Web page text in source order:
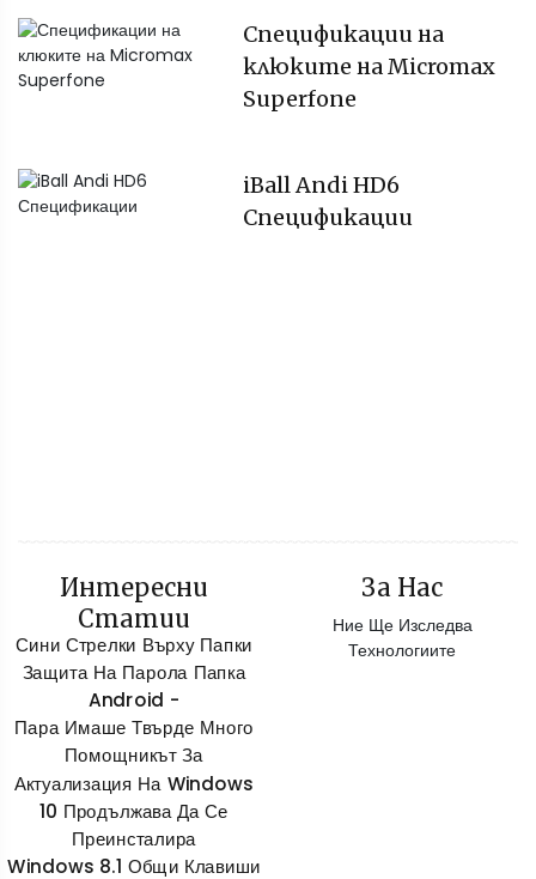
Спецификации на
клюките на Micromax
Superfone
iBall Andi HD6
Спецификации
Интересни
Статии
Сини Стрелки Върху Папки
Защита На Парола Папка
Android -
Пара Имаше Твърде Много
Помощникът За
Актуализация На Windows
10 Продължава Да Се
Преинсталира
Windows 8.1 Общи Клавиши
За Нас
Ние Ще Изследва
Технологиите